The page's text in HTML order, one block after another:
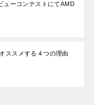
ューコンテストにてAMD
ススメする４つの理由